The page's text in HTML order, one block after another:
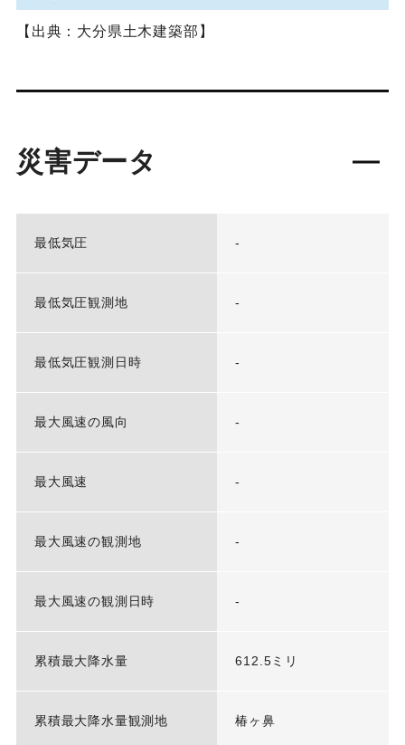
【出典：大分県土木建築部】
災害データ
最低気圧 -
最低気圧観測地 -
最低気圧観測日時 -
最大風速の風向 -
最大風速 -
最大風速の観測地 -
最大風速の観測日時 -
累積最大降水量 612.5ミリ
累積最大降水量観測地 椿ヶ鼻